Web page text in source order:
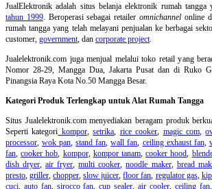
JualElektronik adalah situs belanja elektronik rumah tangga
tahun 1999. Beroperasi sebagai retaileromnichannel online
rumah tangga yang telah melayani penjualan ke berbagai
customer, government, dan corporate project.
Jualelektronik.com juga menjual melalui toko retail yang
Nomor 28-29, Mangga Dua, Jakarta Pusat dan di Ruko
Pinangsia Raya Kota No.50 Mangga Besar.
Kategori Produk Terlengkap untuk Alat Rumah Tangga
Situs Jualelektronik.com menyediakan beragam produk
Seperti kategori kompor,setrika, rice cooker, magic com,
processor,wok pan,stand fan,wall fan, ceiling exhaust fan,
fan,cooker hob, kompor, kompor tanam,cooker hood,
dish dryer,air fryer,multi cooker,noodle maker, bread
presto,griller,chopper,slow juicer,floor fan, regulator gas,
cuci, auto fan, sirocco fan,cup sealer,air cooler, ceiling fan